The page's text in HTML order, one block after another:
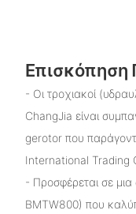
Επισκόπηση
- Οι τροχιακοί
ChangJia είναι
gerotor που
International Trading
- Προσφέρεται σε
BMTW800) που